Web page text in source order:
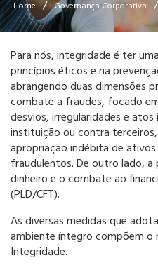
Home / Governança Corporativa /
Para nós, integridade é ter
princípios éticos e na
abrangendo duas dimensões
combate a fraudes, focado
desvios, irregularidades e
instituição ou contra
apropriação indébita de
fraudulentos. De outro lado, a
dinheiro e o combate ao
(PLD/CFT).
As diversas medidas que
ambiente íntegro compõem o
Integridade.